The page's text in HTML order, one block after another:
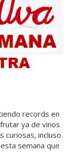
records en
ya de vinos
curiosas, incluso
semana que